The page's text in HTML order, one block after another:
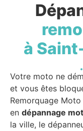
à
Votre moto ne
et vous êtes
Remorquage
en dépannage
la ville, le